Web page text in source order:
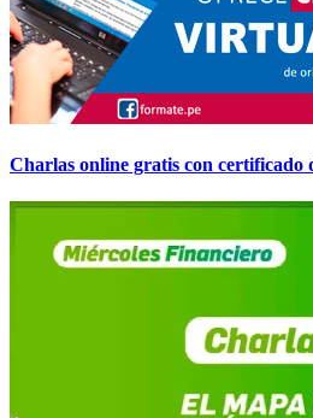
Charlas online gratis con certificado